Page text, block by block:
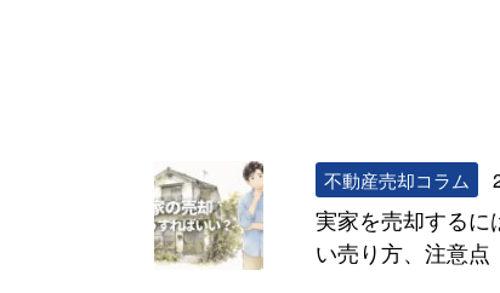
不動産売却コラム
実家を売却するに
い売り方、注意点